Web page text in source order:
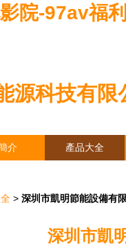
院-97av福
源科技有限
介 產品大全
> 深圳市凱明節能設備有
深圳市凱